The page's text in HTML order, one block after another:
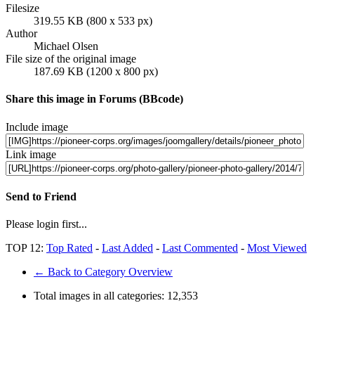
Filesize
319.55 KB (800 x 533 px)
Author
Michael Olsen
File size of the original image
187.69 KB (1200 x 800 px)
Share this image in Forums (BBcode)
Include image
Link image
Send to Friend
Please login first...
TOP 12: Top Rated - Last Added - Last Commented - Most Viewed
← Back to Category Overview
Total images in all categories: 12,353